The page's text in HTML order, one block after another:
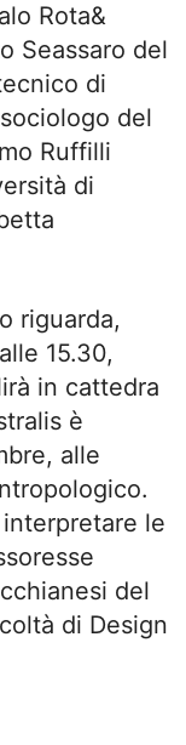
Rota&
Seassaro del
di
del
Ruffilli
di
riguarda,
15.30,
in cattedra
è
alle
le
del
di Design